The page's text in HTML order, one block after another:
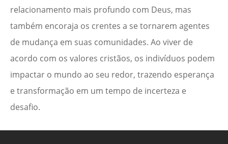
relacionamento mais profundo com Deus, mas
também encoraja os crentes a se tornarem agentes
de mudança em suas comunidades. Ao viver de
acordo com os valores cristãos, os indivíduos podem
impactar o mundo ao seu redor, trazendo esperança
e transformação em um tempo de incerteza e
desafio.